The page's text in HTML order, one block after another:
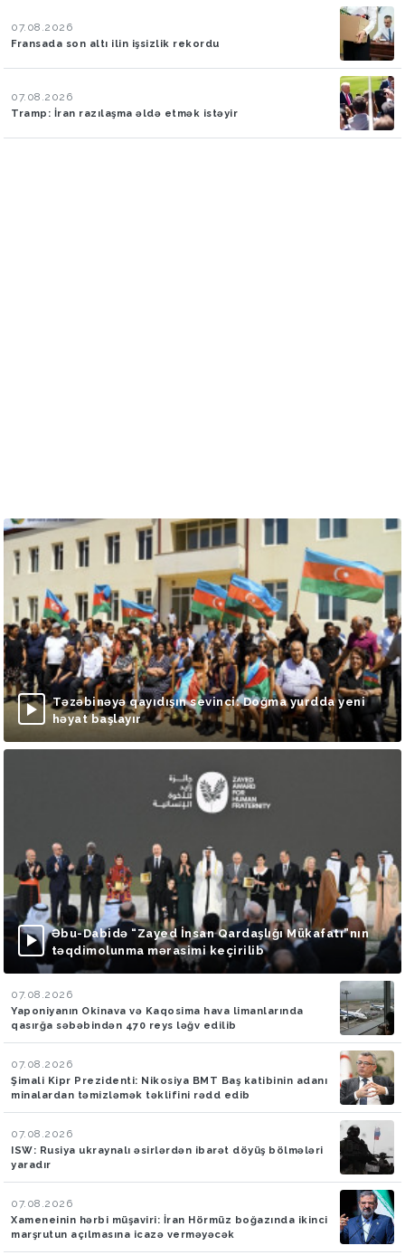
07.08.2026
Fransada son altı ilin işsizlik rekordu
07.08.2026
Tramp: İran razılaşma əldə etmək istəyir
Təzəbinəyə qayıdışın sevinci: Doğma yurdda yeni
həyat başlayır
Əbu-Dabidə “Zayed İnsan Qardaşlığı Mükafatı”nın
təqdimolunma mərasimi keçirilib
07.08.2026
Yaponiyanın Okinava və Kaqosima hava limanlarında
qasırğa səbəbindən 470 reys ləğv edilib
07.08.2026
Şimali Kipr Prezidenti: Nikosiya BMT Baş katibinin adanı
minalardan təmizləmək təklifini rədd edib
07.08.2026
ISW: Rusiya ukraynalı əsirlərdən ibarət döyüş bölmələri
yaradır
07.08.2026
Xameneinin hərbi müşaviri: İran Hörmüz boğazında ikinci
marşrutun açılmasına icazə verməyəcək